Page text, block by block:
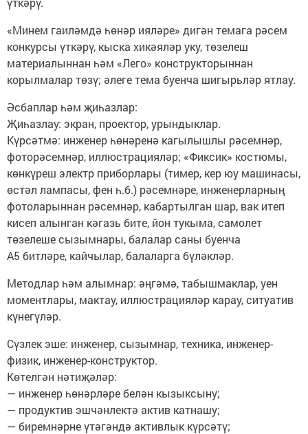
«Минем гаиләмдә һөнәр ияләре» дигән темага рәсем
конкурсы үткәрү, кыска хикәяләр уку, төзелеш
материалыннан һәм «Лего» конструкторыннан
корылмалар төзү; әлеге тема буенча шигырьләр ятлау.
Әсбаплар һәм җиһазлар:
Җиһазлау: экран, проектор, урындыклар.
Күрсәтмә: инженер һөнәренә кагылышлы рәсемнәр,
фоторәсемнәр, иллюстрацияләр; «Фиксик» костюмы,
көнкүреш электр приборлары (тимер, кер юу машинасы,
өстәл лампасы, фен һ.б.) рәсемнәре, инженерларның
фотоларыннан рәсемнәр, кабартылган шар, вак итеп
кисеп алынган кәгазь бите, йон тукыма, самолет
төзелеше сызымнары, балалар саны буенча
А5 битләре, кайчылар, балаларга бүләкләр.
Методлар һәм алымнар: әңгәмә, табышмаклар, уен
моментлары, мактау, иллюстрацияләр карау, ситуатив
күнегүләр.
Сүзлек эше: инженер, сызымнар, техника, инженер-
физик, инженер-конструктор.
Көтелгән нәтиҗәләр:
— инженер һөнәрләре белән кызыксыну;
— продуктив эшчәнлектә актив катнашу;
— биремнәрне үтәгәндә активлык күрсәтү;